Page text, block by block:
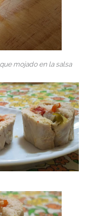
mojado en la salsa